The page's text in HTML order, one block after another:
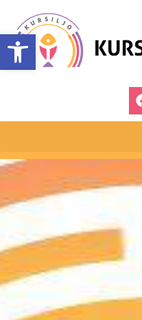
Open toolbar